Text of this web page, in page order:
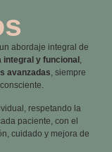
abordaje integral de
integral y funcional ,
avanzadas, siempre
respetando la
paciente, con el
cuidado y mejora de